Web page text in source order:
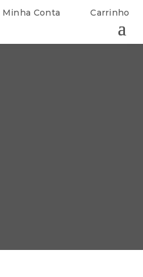
Carrinho
Minha Conta